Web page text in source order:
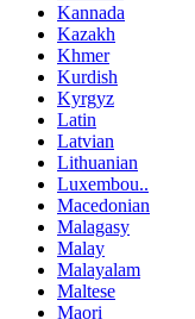
Kannada
Kazakh
Khmer
Kurdish
Kyrgyz
Latin
Latvian
Lithuanian
Luxembou..
Macedonian
Malagasy
Malay
Malayalam
Maltese
Maori